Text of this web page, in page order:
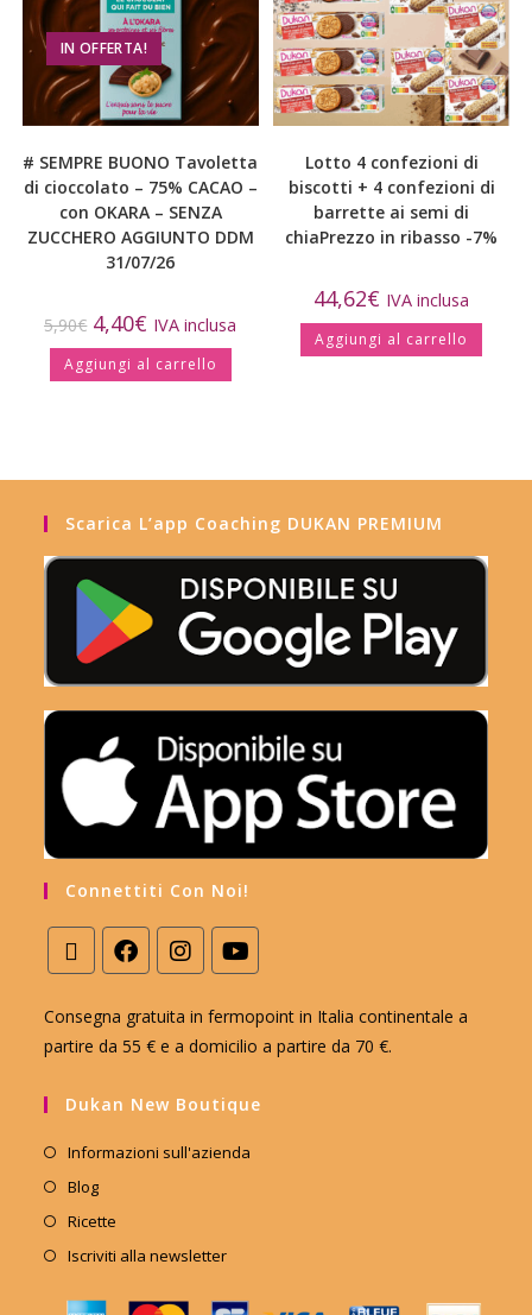
IN OFFERTA!
# SEMPRE BUONO Tavoletta
di cioccolato – 75% CACAO –
con OKARA – SENZA
ZUCCHERO AGGIUNTO DDM
31/07/26
5,90€ 4,40€ IVA inclusa
Aggiungi al carrello
Lotto 4 confezioni di
biscotti + 4 confezioni di
barrette ai semi di
chiaPrezzo in ribasso -7%
44,62€ IVA inclusa
Aggiungi al carrello
Scarica L’app Coaching DUKAN PREMIUM
Connettiti Con Noi!
Consegna gratuita in fermopoint in Italia continentale a
partire da 55 € e a domicilio a partire da 70 €.
Dukan New Boutique
Informazioni sull'azienda
Blog
Ricette
Iscriviti alla newsletter